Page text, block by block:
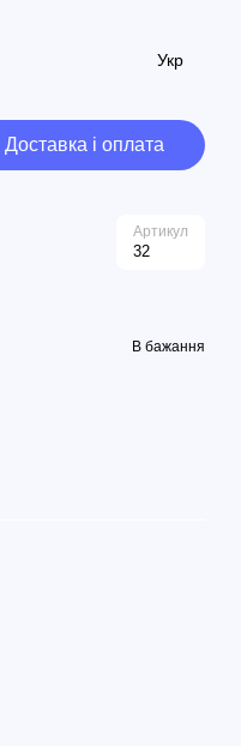
Укр
Доставка і оплата
Артикул
32
В бажання